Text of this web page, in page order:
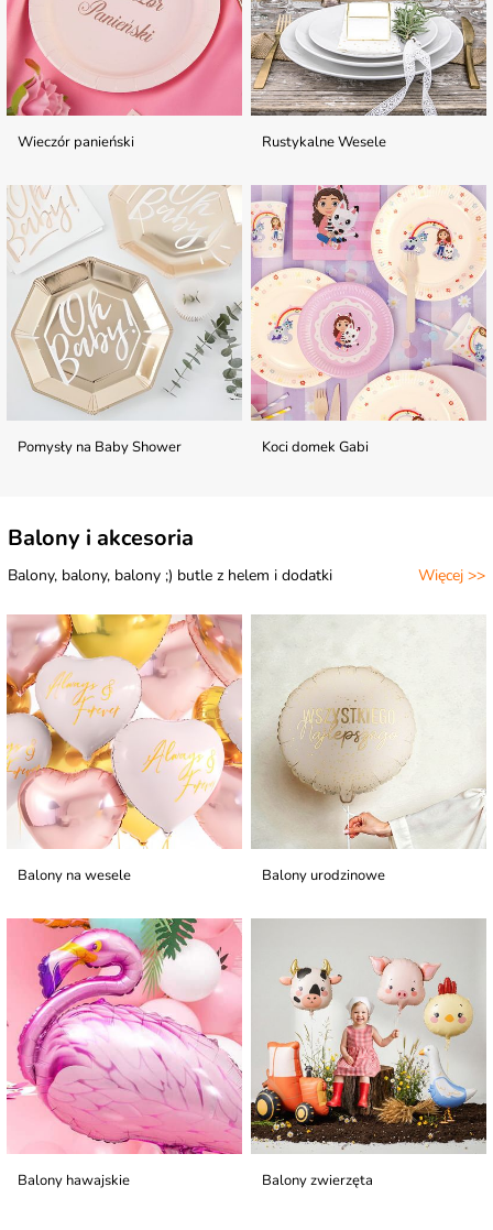
Wieczór panieński Rustykalne Wesele
Pomysły na Baby Shower Koci domek Gabi
Balony i akcesoria
Więcej >>
Balony, balony, balony ;) butle z helem i dodatki
Balony na wesele Balony urodzinowe
Balony hawajskie Balony zwierzęta